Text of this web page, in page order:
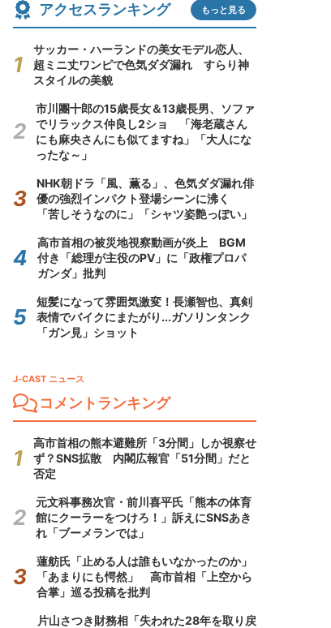
アクセスランキング もっと見る
サッカー・ハーランドの美女モデル恋人、
超ミニ丈ワンピで色気ダダ漏れ すらり神
スタイルの美貌
市川團十郎の15歳長女＆13歳長男、ソファ
でリラックス仲良し2ショ 「海老蔵さん
にも麻央さんにも似てますね」「大人にな
ったな～」
NHK朝ドラ「風、薫る」、色気ダダ漏れ俳
優の強烈インパクト登場シーンに沸く
「苦しそうなのに」「シャツ姿艶っぽい」
高市首相の被災地視察動画が炎上 BGM
付き「総理が主役のPV」に「政権プロパ
ガンダ」批判
短髪になって雰囲気激変！長瀬智也、真剣
表情でバイクにまたがり...ガソリンタンク
「ガン見」ショット
J-CAST ニュース
コメントランキング
高市首相の熊本避難所「3分間」しか視察せ
ず？SNS拡散 内閣広報官「51分間」だと
否定
元文科事務次官・前川喜平氏「熊本の体育
館にクーラーをつけろ！」訴えにSNSあき
れ「ブーメランでは」
蓮舫氏「止める人は誰もいなかったのか」
「あまりにも愕然」 高市首相「上空から
合掌」巡る投稿を批判
片山さつき財務相「失われた28年を取り戻